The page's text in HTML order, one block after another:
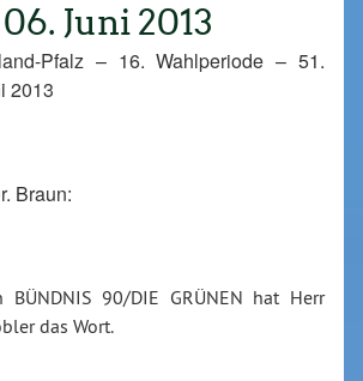
Juni 2013
Pfalz – 16. Wahlperiode – 51.
2013
Braun:
BÜNDNIS 90/DIE GRÜNEN hat Herr
das Wort.